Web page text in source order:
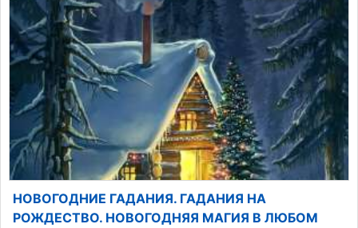
НОВОГОДНИЕ ГАДАНИЯ. ГАДАНИЯ НА
РОЖДЕСТВО. НОВОГОДНЯЯ МАГИЯ В ЛЮБОМ